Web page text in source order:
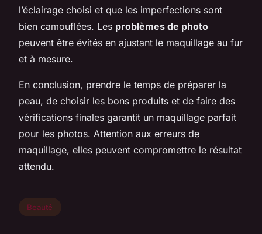
l’éclairage choisi et que les imperfections sont
bien camouflées. Les problèmes de photo
peuvent être évités en ajustant le maquillage au fur
et à mesure.
En conclusion, prendre le temps de préparer la
peau, de choisir les bons produits et de faire des
vérifications finales garantit un maquillage parfait
pour les photos. Attention aux erreurs de
maquillage, elles peuvent compromettre le résultat
attendu.
Beauté